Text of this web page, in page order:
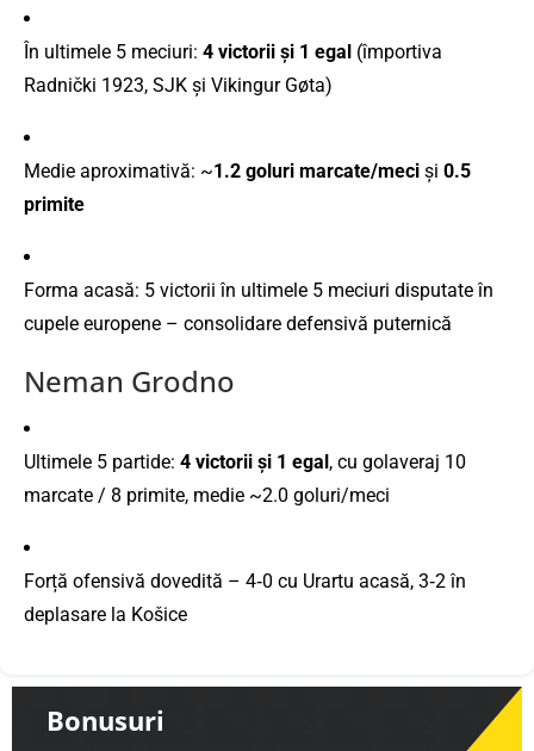
În ultimele 5 meciuri: 4 victorii și 1 egal (împortiva
Radnički 1923, SJK și Vikingur Gøta)
Medie aproximativă: ~1.2 goluri marcate/meci și 0.5
primite
Forma acasă: 5 victorii în ultimele 5 meciuri disputate în
cupele europene – consolidare defensivă puternică
Neman Grodno
Ultimele 5 partide: 4 victorii și 1 egal , cu golaveraj 10
marcate / 8 primite, medie ~2.0 goluri/meci
Forță ofensivă dovedită – 4‑0 cu Urartu acasă, 3‑2 în
deplasare la Košice
Bonusuri